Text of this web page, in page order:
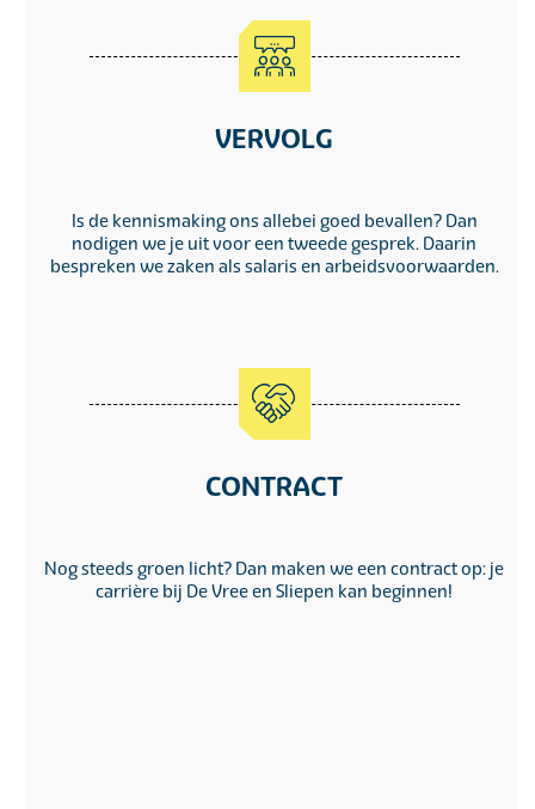
VERVOLG
Is de kennismaking ons allebei goed bevallen? Dan
nodigen we je uit voor een tweede gesprek. Daarin
bespreken we zaken als salaris en arbeidsvoorwaarden.
CONTRACT
Nog steeds groen licht? Dan maken we een contract op: je
carrière bij De Vree en Sliepen kan beginnen!